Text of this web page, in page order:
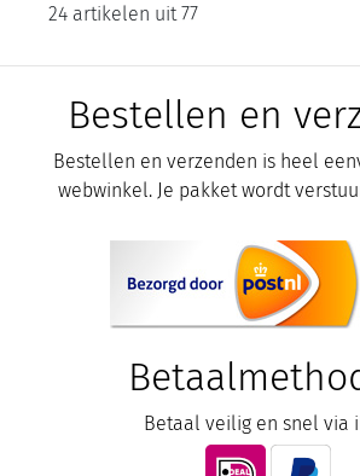
24 artikelen uit 77
Bestellen en
Bestellen en verzenden is heel
webwinkel. Je pakket wordt
Betaal veilig en snel via